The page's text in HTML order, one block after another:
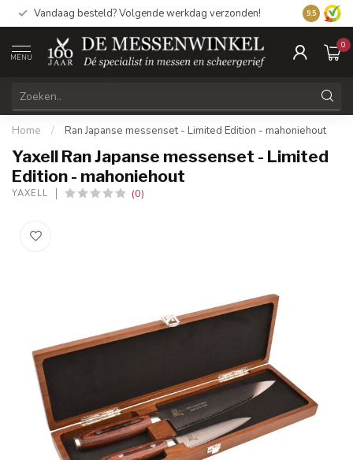
Vandaag besteld? Volgende werkdag verzonden! 9.5
MENU
0
Home / Ran Japanse messenset - Limited Edition - mahoniehout
Yaxell Ran Japanse messenset - Limited
Edition - mahoniehout
YAXELL (0)